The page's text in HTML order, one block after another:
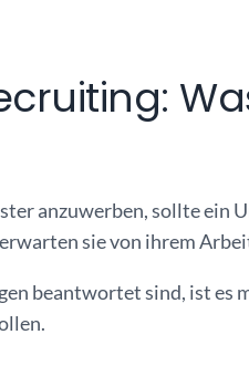
anzuwerben, sollte ein
sie von ihrem
beantwortet sind, ist